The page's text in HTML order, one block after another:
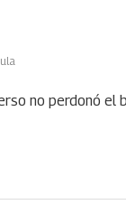
no perdonó el